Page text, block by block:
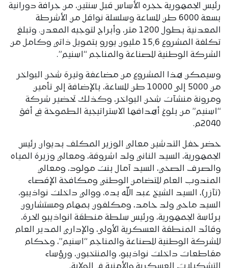
رئيس الجمهورية حجره الأساس قبل سنتين، من جرافة دورانية
بسعة 6000 طن للساعة وسلسلة نواقل من الأشرطة
المعدنية بطول 1200 متر، وأبراج لتوجيه المعدن. وتبلغ
تكلفة المشروع 15,6 مليون يورو بتمويل ذاتي وكامل من
الشركة الوطنية للصناعة والمناجم “اسنيم”.
وسيمكن هذا المشروع من مضاعفة وتيرة شحن البواخر
من 5000 إلى 10000 طن للساعة، بالإضافة إلى تأمين
ومرونة منشآت شحن البواخر، وكذلك تحضير شركة
“اسنيم” من بلوغ أهدافها الاستراتيجية الطموحة في أفق
2040م.
حضر حفل التدشين معالي الوزير المكلف بديوان رئيس
الجمهورية، السيد الناني ولد اشروقة، ومعالي وزيرة المياه
والصرف الصحي، السيد آمال بنت مولود، ومعالي
المندوب العام للتضامن الوطني ومكافحة الإقصاء
(تآزر)، السيد الشيخ عبد اللّه بده، ووالي داخلت نواذيبو،
السيد ماحي ولد حامد، ومكلفون بمهام ومستشارون
برئاسة الجمهورية، ورئيس سلطة منطقة انواذيبو الحرة،
وقائد المنطقة العسكرية الأولى، والإداري المدير العام
للشركة الوطنية للصناعة والمناجم “اسنيم”، وحكام
مقاطعات داخلت نواذيبو، والمنتخبون، ورؤساء